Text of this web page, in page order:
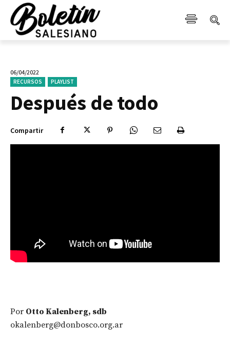
06/04/2022
RECURSOS PLAYLIST
Después de todo
Compartir
Por Otto Kalenberg, sdb
okalenberg@donbosco.org.ar